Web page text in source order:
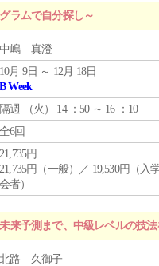
ラムで自分探し～
中嶋 真澄
10月 9日 ～ 12月 18日
B Week
隔週 （火 ） 14 ：50 ～ 16 ：10
全6回
21,735円
21,735円（一般）／ 19,530円（入
会者）
来予測まで、中級レベルの技法
北路 久御子